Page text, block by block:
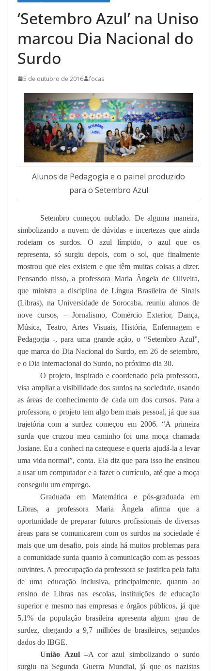
‘Setembro Azul’ na Uniso
marcou Dia Nacional do
Surdo
5 de outubro de 2016 focas
Alunos de Pedagogia e o painel produzido
para o Setembro Azul
Setembro começou nublado. De alguma maneira,
simbolizando a nuvem de dúvidas e incertezas que ainda
rodeiam os surdos. O azul límpido, o azul que os
representa, só surgiu depois, com o sol, que finalmente
mostrou que eles existem e que têm muitas coisas a dizer.
Pensando nisso, a professora Maria Ângela de Oliveira,
que ministra a disciplina de Língua Brasileira de Sinais
(Libras), na Universidade de Sorocaba, reuniu alunos de
nove cursos, – Jornalismo, Comércio Exterior, Dança,
Música, Teatro, Artes Visuais, História, Enfermagem e
Pedagogia -, para uma grande ação, o “Setembro Azul”,
que marca do Dia Nacional do Surdo, em 26 de setembro,
e o Dia Internacional do Surdo, no próximo dia 30.
O projeto, inspirado e coordenado pela professora,
visa ampliar a visibilidade dos surdos na sociedade, usando
as áreas de conhecimento de cada um dos cursos. Para a
professora, o projeto tem algo bem mais pessoal, já que sua
trajetória com a surdez começou em 2006. “A primeira
surda que cruzou meu caminho foi uma moça chamada
Josiane. Eu a conheci na catequese e queria ajudá-la a levar
uma vida normal”, conta. Ela diz que para isso lhe ensinou
a usar um computador e a fazer o currículo, até que a moça
conseguiu um emprego.
Graduada em Matemática e pós-graduada em
Libras, a professora Maria Ângela afirma que a
oportunidade de preparar futuros profissionais de diversas
áreas para se comunicarem com os surdos na sociedade é
mais que um desafio, pois ainda há muitos problemas para
a comunidade surda quanto à comunicação com as pessoas
ouvintes. A preocupação da professora se justifica pela falta
de uma educação inclusiva, principalmente, quanto ao
ensino de Libras nas escolas, instituições de educação
superior e mesmo nas empresas e órgãos públicos, já que
5,1% da população brasileira apresenta algum grau de
surdez, chegando a 9,7 milhões de brasileiros, segundos
dados do IBGE.
União Azul –A cor azul simbolizando o surdo
surgiu na Segunda Guerra Mundial, já que os nazistas